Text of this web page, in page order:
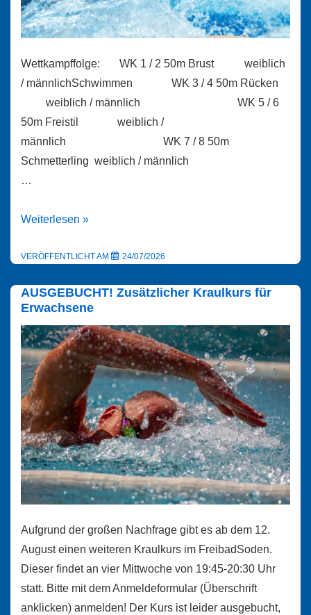
Wettkampffolge: WK 1 / 2 50m Brust weiblich
/ männlichSchwimmen WK 3 / 4 50m Rücken
weiblich / männlich WK 5 / 6
50m Freistil weiblich /
männlich WK 7 / 8 50m
Schmetterling weiblich / männlich
…
Stadtmeisterschaften
Schwimmen
Wasserrutschen
am
23.08.2026
Weiterlesen »
VERÖFFENTLICHT AM 24/07/2026
AUSGEBUCHT! Zusätzlicher Kraulkurs für
Erwachsene
Aufgrund der großen Nachfrage gibt es ab dem 12.
August einen weiteren Kraulkurs im FreibadSoden.
Dieser findet an vier Mittwoche von 19:45-20:30 Uhr
statt. Bitte mit dem Anmeldeformular (Überschrift
anklicken) anmelden! Der Kurs ist leider ausgebucht,